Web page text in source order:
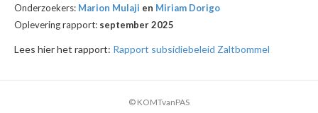
Onderzoekers: Marion Mulaji en Miriam Dorigo
Oplevering rapport: september 2025
Lees hier het rapport: Rapport subsidiebeleid Zaltbommel
© KOMTvanPAS